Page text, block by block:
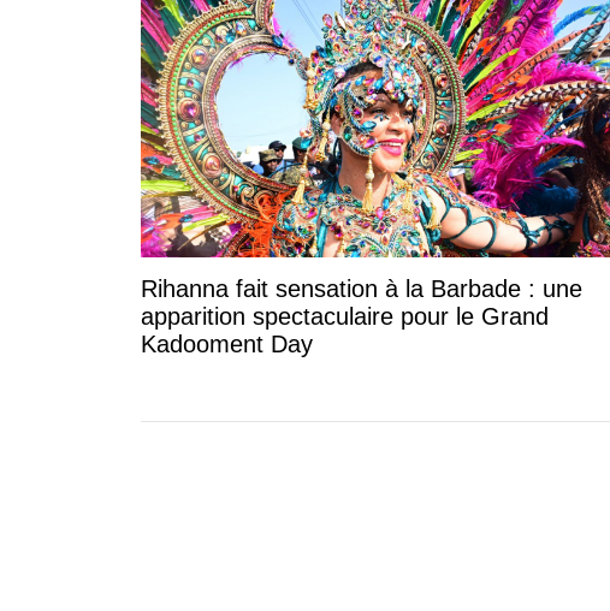
Rihanna fait sensation à la Barbade : une
apparition spectaculaire pour le Grand
Kadooment Day